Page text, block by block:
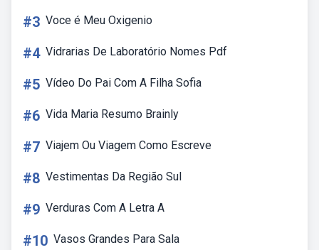
#3 Voce é Meu Oxigenio
#4 Vidrarias De Laboratório Nomes Pdf
#5 Vídeo Do Pai Com A Filha Sofia
#6 Vida Maria Resumo Brainly
#7 Viajem Ou Viagem Como Escreve
#8 Vestimentas Da Região Sul
#9 Verduras Com A Letra A
#10 Vasos Grandes Para Sala